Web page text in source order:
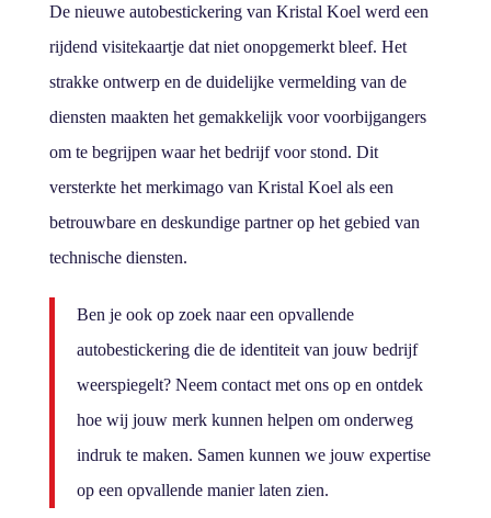
De nieuwe autobestickering van Kristal Koel werd een
rijdend visitekaartje dat niet onopgemerkt bleef. Het
strakke ontwerp en de duidelijke vermelding van de
diensten maakten het gemakkelijk voor voorbijgangers
om te begrijpen waar het bedrijf voor stond. Dit
versterkte het merkimago van Kristal Koel als een
betrouwbare en deskundige partner op het gebied van
technische diensten.
Ben je ook op zoek naar een opvallende
autobestickering die de identiteit van jouw bedrijf
weerspiegelt? Neem contact met ons op en ontdek
hoe wij jouw merk kunnen helpen om onderweg
indruk te maken. Samen kunnen we jouw expertise
op een opvallende manier laten zien.